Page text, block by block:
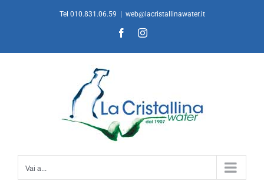
Tel 010.831.06.59 web@lacristallinawater.it
FacebookInstagram
Vai a...